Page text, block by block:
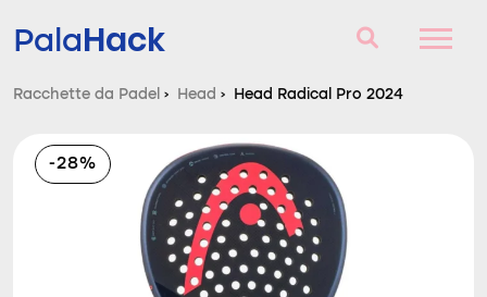
PalaHack
Domande e risposte
Comparatore
Racchette da Padel › Head › Head Radical Pro 2024
-28%